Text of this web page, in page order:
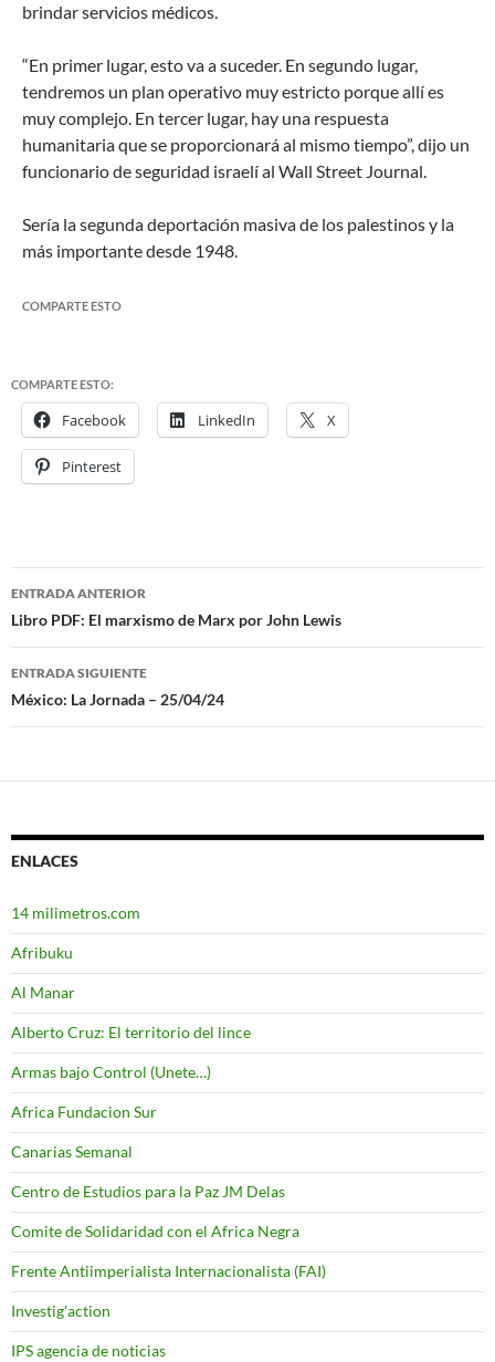
brindar servicios médicos.
“En primer lugar, esto va a suceder. En segundo lugar,
tendremos un plan operativo muy estricto porque allí es
muy complejo. En tercer lugar, hay una respuesta
humanitaria que se proporcionará al mismo tiempo”, dijo un
funcionario de seguridad israelí al Wall Street Journal.
Sería la segunda deportación masiva de los palestinos y la
más importante desde 1948.
COMPARTE ESTO
COMPARTE ESTO:
Facebook LinkedIn X
Pinterest
Navegación
de
entradas
ENTRADA ANTERIOR
Libro PDF: El marxismo de Marx por John Lewis
ENTRADA SIGUIENTE
México: La Jornada – 25/04/24
ENLACES
14 milimetros.com
Afribuku
Al Manar
Alberto Cruz: El territorio del lince
Armas bajo Control (Unete…)
Africa Fundacion Sur
Canarias Semanal
Centro de Estudios para la Paz JM Delas
Comite de Solidaridad con el Africa Negra
Frente Antiimperialista Internacionalista (FAI)
Investig'action
IPS agencia de noticias